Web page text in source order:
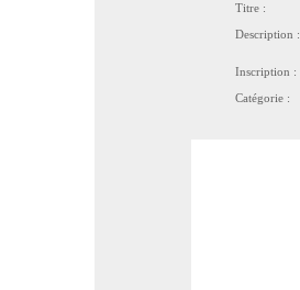
Titre :
Description :
Inscription :
Catégorie :